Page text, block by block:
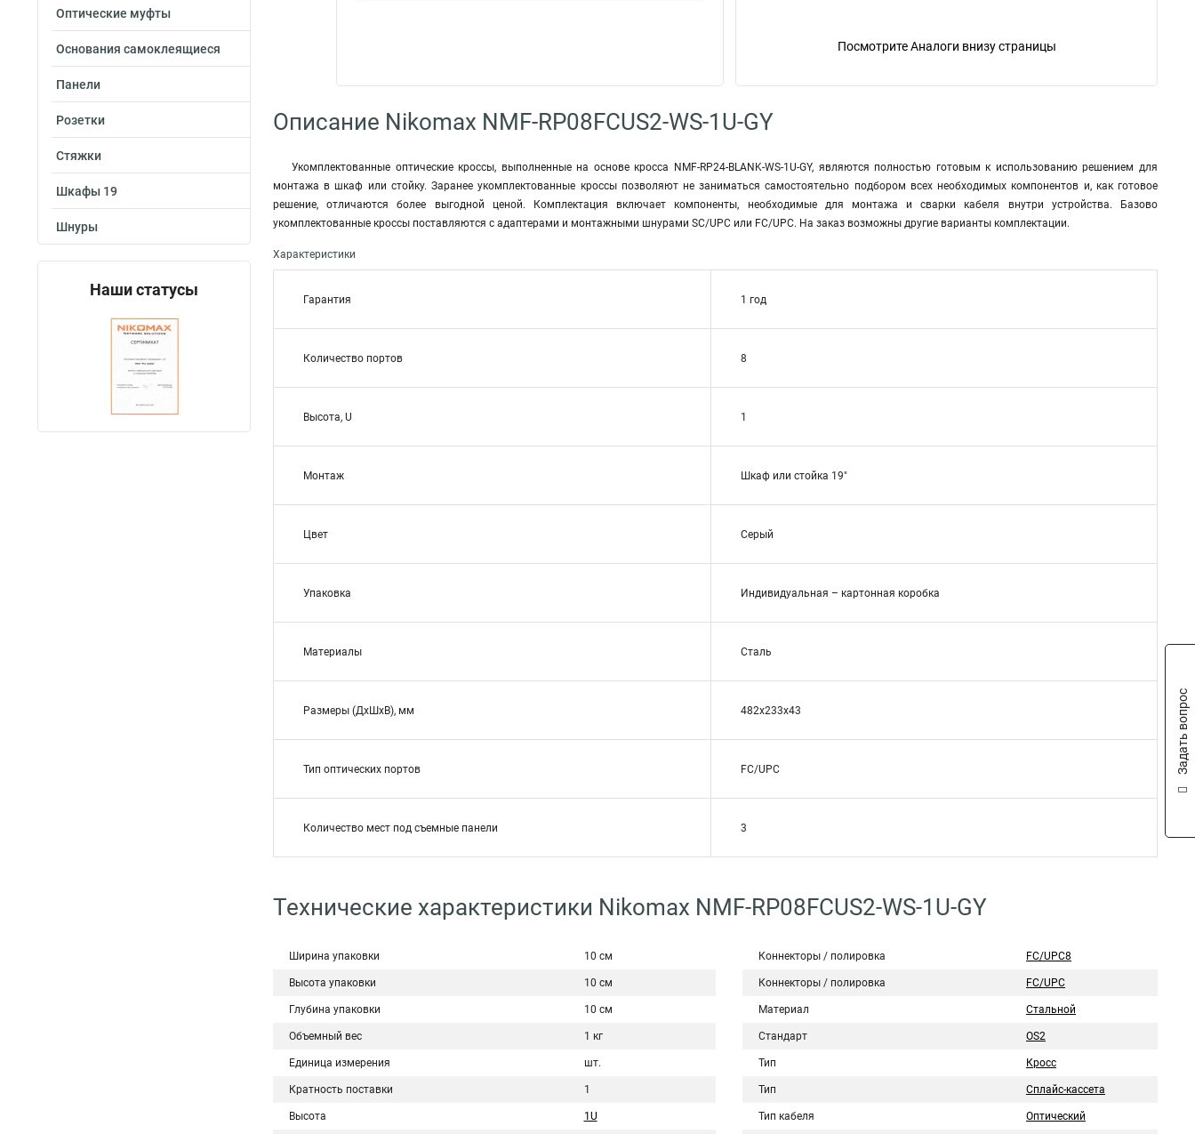
Оптические муфты
Основания самоклеящиеся
Панели
Розетки
Стяжки
Шкафы 19
Шнуры
Наши статусы
Посмотрите Аналоги внизу страницы
Описание Nikomax NMF-RP08FCUS2-WS-1U-GY
Укомплектованные оптические кроссы, выполненные на основе кросса NMF-RP24-BLANK-WS-1U-GY, являются полностью готовым к использованию решением для
монтажа в шкаф или стойку. Заранее укомплектованные кроссы позволяют не заниматься самостоятельно подбором всех необходимых компонентов и, как готовое
решение, отличаются более выгодной ценой. Комплектация включает компоненты, необходимые для монтажа и сварки кабеля внутри устройства. Базово
укомплектованные кроссы поставляются с адаптерами и монтажными шнурами SC/UPC или FC/UPC. На заказ возможны другие варианты комплектации.
Характеристики
Гарантия 1 год
Количество портов 8
Высота, U 1
Монтаж Шкаф или стойка 19"
Цвет Серый
Упаковка Индивидуальная – картонная коробка
Материалы Сталь
Размеры (ДхШхВ), мм 482х233х43
Тип оптических портов FC/UPC
Количество мест под съемные панели 3
Технические характеристики Nikomax NMF-RP08FCUS2-WS-1U-GY
Ширина упаковки 10 см
Высота упаковки 10 см
Глубина упаковки 10 см
Объемный вес 1 кг
Единица измерения шт.
Кратность поставки 1
Высота 1U
Коннекторы / полировка FC/UPC8
Коннекторы / полировка FC/UPC
Материал Стальной
Стандарт OS2
Тип Кросс
Тип Сплайс-кассета
Тип кабеля Оптический
Задать вопрос